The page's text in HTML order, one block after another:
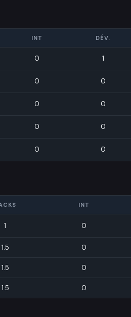
INT DÉV.
0 1
0 0
0 0
0 0
0 0
INT
1 0
1.5 0
1.5 0
1.5 0